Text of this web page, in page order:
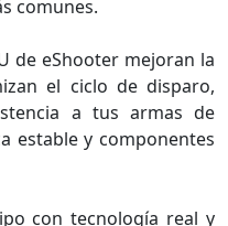
comunes.
de eShooter mejoran la
el ciclo de disparo,
a tus armas de
estable y componentes
con tecnología real y